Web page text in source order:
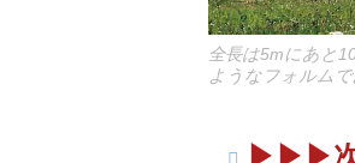
全長は5mにあと
ようなフォルム
▶︎▶︎▶︎次